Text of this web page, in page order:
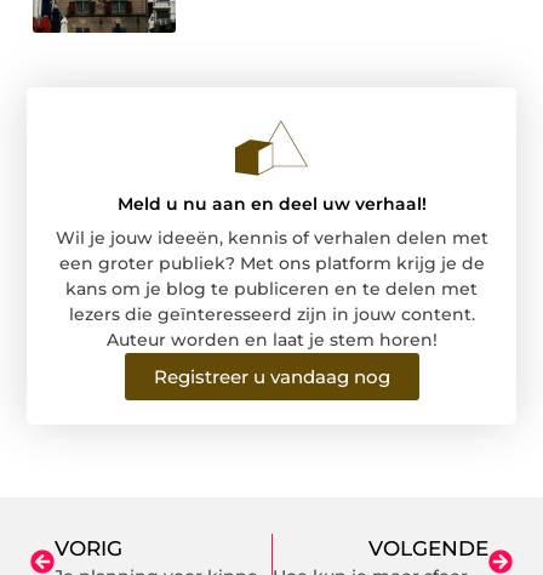
Meld u nu aan en deel uw verhaal!
Wil je jouw ideeën, kennis of verhalen delen met
een groter publiek? Met ons platform krijg je de
kans om je blog te publiceren en te delen met
lezers die geïnteresseerd zijn in jouw content.
Auteur worden en laat je stem horen!
Registreer u vandaag nog
VORIG VOLGENDE